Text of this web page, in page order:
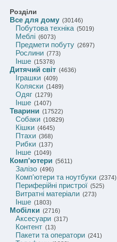
Розділи
Все для дому (30146)
Побутова техніка(5019)
Меблі (6073)
Предмети побуту (2697)
Рослини (773)
Інше (15378)
Дитячий світ (4636)
Іграшки (409)
Коляски (1489)
Одяг (1279)
Інше (1407)
Тварини (17522)
Собаки (10829)
Кішки (4645)
Птахи (368)
Рибки (137)
Інше (1049)
Комп'ютери (5611)
Залізо (496)
Комп'ютери та ноутбуки (2374)
Периферійні пристрої (525)
Витратні матеріали (273)
Інше (1803)
Мобілки (2716)
Аксесуари (317)
Контент (13)
Пакети та оператори (241)